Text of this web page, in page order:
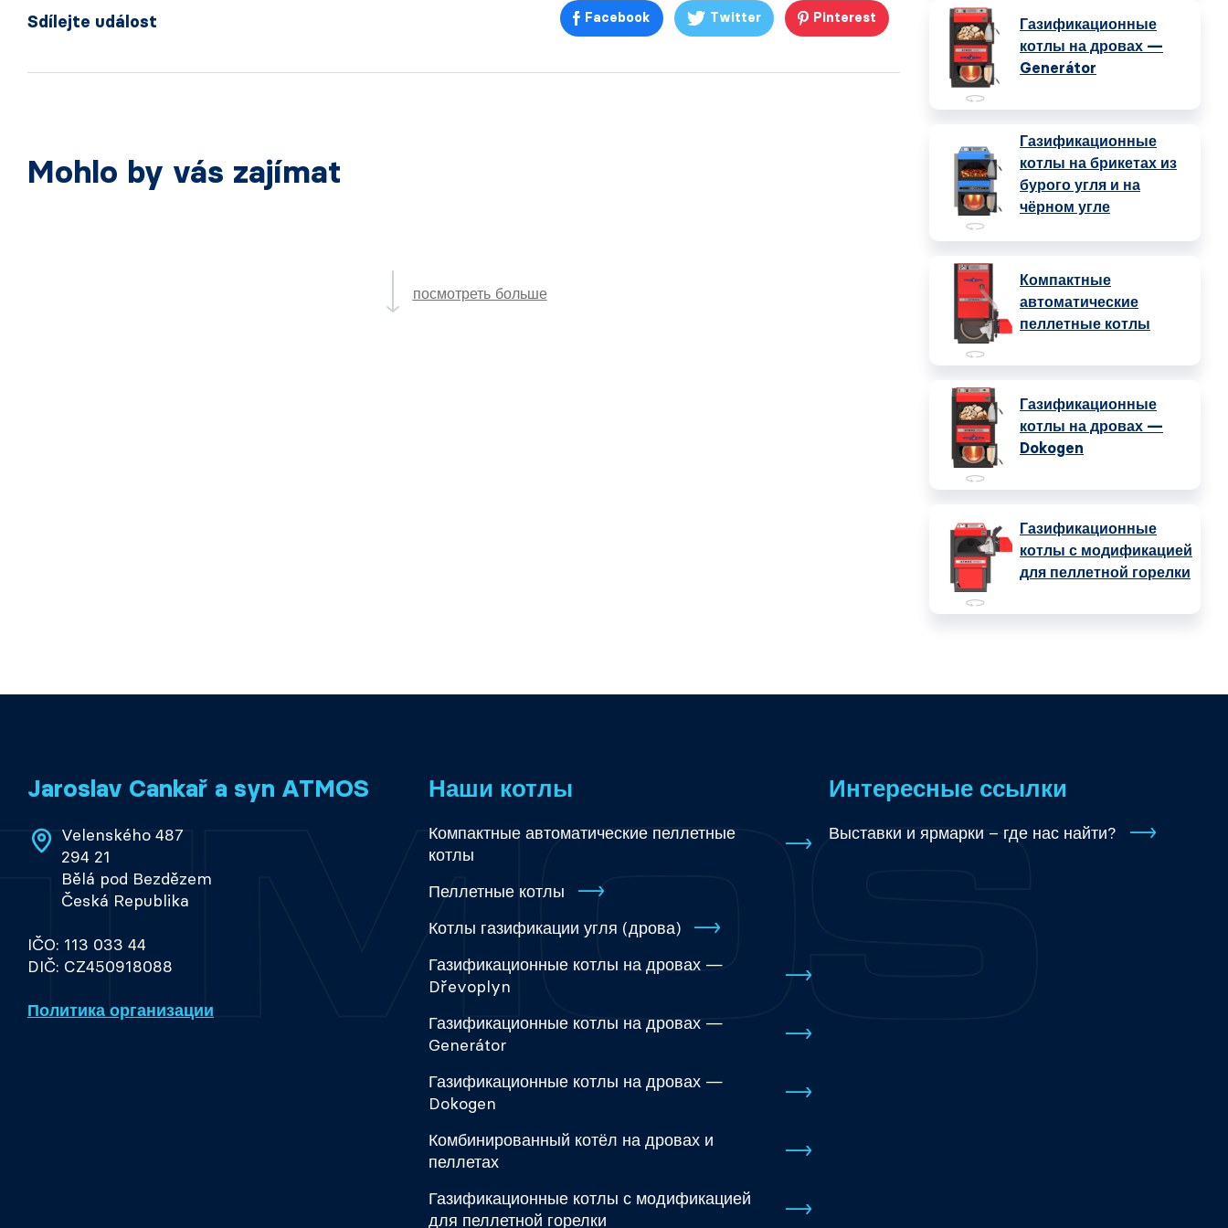
Sdílejte událost Facebook Twitter Pinterest
Mohlo by vás zajímat
посмотреть больше
Газификационные
котлы на дровах —
Generátor
Газификационные
котлы на брикетах из
бурого угля и на
чёрном угле
Компактные
автоматические
пеллетные котлы
Газификационные
котлы на дровах —
Dokogen
Газификационные
котлы с модификацией
для пеллетной горелки
Jaroslav Cankař a syn ATMOS
Velenského 487
294 21
Bělá pod Bezdězem
Česká Republika
IČO: 113 033 44
DIČ: CZ450918088
Политика организации
Наши котлы
Компактные автоматические пеллетные
котлы
Пеллетные котлы
Котлы газификации угля (дрова)
Газификационные котлы на дровах —
Dřevoplyn
Газификационные котлы на дровах —
Generátor
Газификационные котлы на дровах —
Dokogen
Комбинированный котёл на дровах и
пеллетах
Газификационные котлы с модификацией
для пеллетной горелки
Интересные ссылки
Выставки и ярмарки – где нас найти?